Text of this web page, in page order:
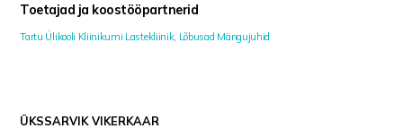
Toetajad ja koostööpartnerid
Tartu Ülikooli Kliinikumi Lastekliinik, Lõbusad Mängujuhid
ÜKSSARVIK VIKERKAAR